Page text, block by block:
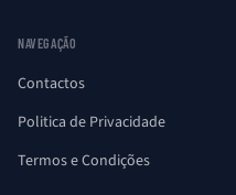
NAVEGAÇÃO
Contactos
Politica de Privacidade
Termos e Condições